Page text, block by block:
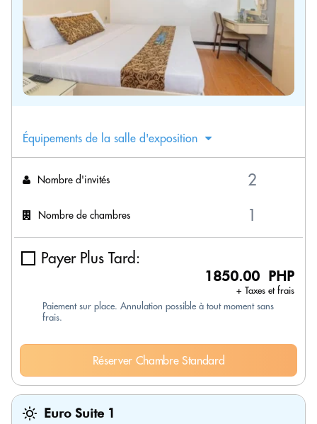
Équipements de la salle d'exposition
Nombre d'invités
Nombre de chambres
Payer Plus Tard:
1850.00 PHP
+ Taxes et frais
Paiement sur place. Annulation possible à tout moment sans
frais.
Réserver Chambre Standard
Euro Suite 1